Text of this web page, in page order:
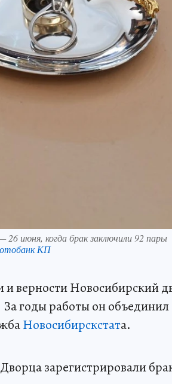
26 июня, когда брак заключили 92 пары
КП
верности Новосибирский
За годы работы он
Новосибирскстата.
зарегистрировали